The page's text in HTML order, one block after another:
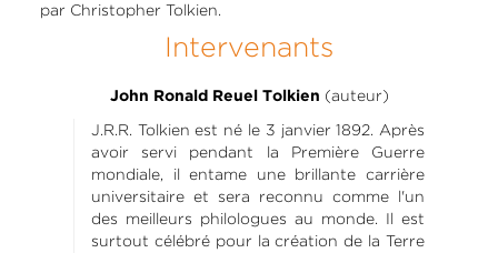
par Christopher Tolkien.
Intervenants
John Ronald Reuel Tolkien (auteur)
J.R.R. Tolkien est né le 3 janvier 1892. Après
avoir servi pendant la Première Guerre
mondiale, il entame une brillante carrière
universitaire et sera reconnu comme l'un
des meilleurs philologues au monde. Il est
surtout célébré pour la création de la Terre